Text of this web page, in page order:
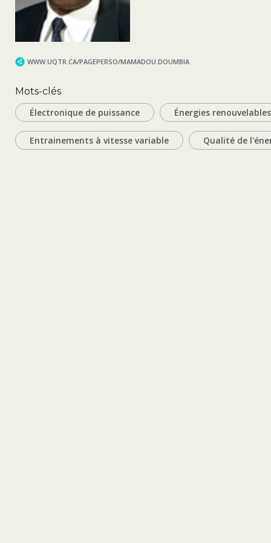
WWW.UQTR.CA/PAGEPERSO/MAMADOU.DOUMBIA
Mots-clés
Électronique de puissance
Énergies
Entrainements à vitesse variable Qualité de